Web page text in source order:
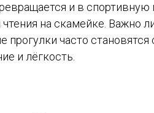
и в спортивную
на скамейке. Важно
прогулки часто
и лёгкость.